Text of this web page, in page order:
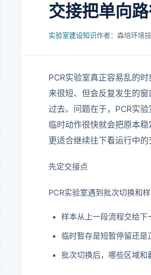
交接把单向
实验室建设知识作者：森培环境
PCR实验室真正容易乱的
来很短、但会反复发生的
过去。问题在于，PCR实
临时动作很快就会把原本
更适合继续往下看运行中的
先定交接点
PCR实验室遇到批次切换和
样本从上一段流程交给下
临时暂存是短暂停留还是
批次切换后，哪些区域和